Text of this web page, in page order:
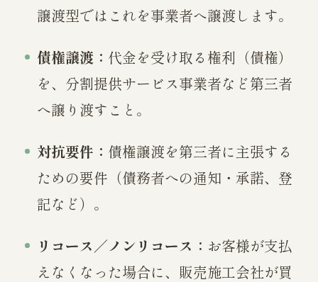
譲渡型ではこれを事業者へ譲渡します。
債権譲渡： 代金を受け取る権利（債権）
を、分割提供サービス事業者など第三者
へ譲り渡すこと。
対抗要件： 債権譲渡を第三者に主張する
ための要件（債務者への通知・承諾、登
記など）。
リコース／ノンリコース： お客様が支払
えなくなった場合に、販売施工会社が買